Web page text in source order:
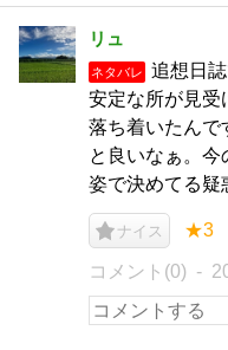
リュ
ネタバレ
追想日
安定な所が見受
落ち着いたんで
と良いなぁ。
姿で決めてる疑
ナイス ★3
コメント(0)